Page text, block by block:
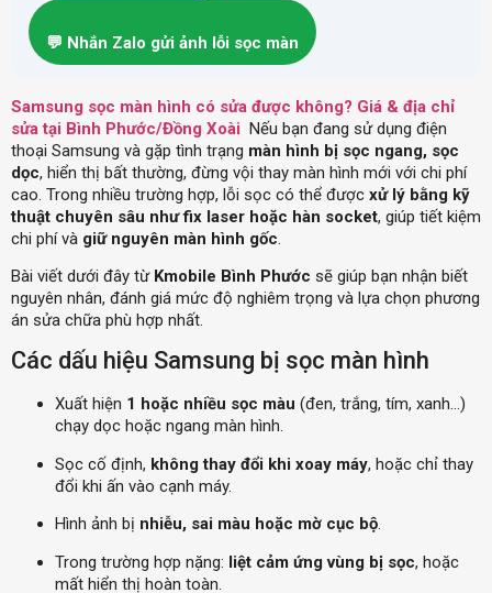
💬 Nhắn Zalo gửi ảnh lỗi sọc màn
Samsung sọc màn hình có sửa được không? Giá & địa chỉ
sửa tại Bình Phước/Đồng Xoài Nếu bạn đang sử dụng điện
thoại Samsung và gặp tình trạng màn hình bị sọc ngang, sọc
dọc, hiển thị bất thường, đừng vội thay màn hình mới với chi phí
cao. Trong nhiều trường hợp, lỗi sọc có thể được xử lý bằng kỹ
thuật chuyên sâu như fix laser hoặc hàn socket, giúp tiết kiệm
chi phí và giữ nguyên màn hình gốc
Bài viết dưới đây từ Kmobile Bình Phước sẽ giúp bạn nhận biết
nguyên nhân, đánh giá mức độ nghiêm trọng và lựa chọn phương
án sửa chữa phù hợp nhất.
Các dấu hiệu Samsung bị sọc màn hình
Xuất hiện 1 hoặc nhiều sọc màu (đen, trắng, tím, xanh…)
chạy dọc hoặc ngang màn hình.
Sọc cố định, không thay đổi khi xoay máy, hoặc chỉ thay
đổi khi ấn vào cạnh máy.
Hình ảnh bị nhiễu, sai màu hoặc mờ cục bộ.
Trong trường hợp nặng: liệt cảm ứng vùng bị sọc, hoặc
mất hiển thị hoàn toàn.